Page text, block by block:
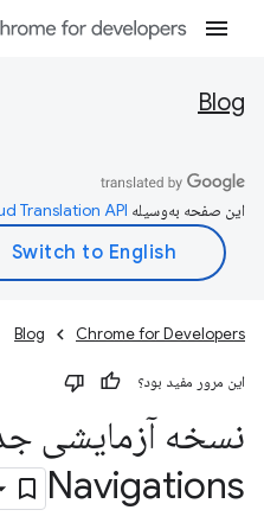
Blog
این صفحه به‌وسیله
Chrome for Developers
Blog
این مرور مفید بود؟
Navigations